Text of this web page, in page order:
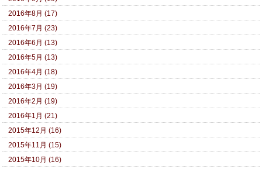
2016年8月 (17)
2016年7月 (23)
2016年6月 (13)
2016年5月 (13)
2016年4月 (18)
2016年3月 (19)
2016年2月 (19)
2016年1月 (21)
2015年12月 (16)
2015年11月 (15)
2015年10月 (16)